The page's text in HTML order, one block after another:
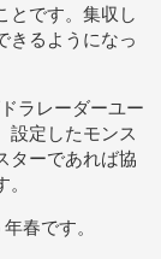
とです。集収し
きるようになっ
ラレーダーユー
設定したモンス
ターであれば協
春です。